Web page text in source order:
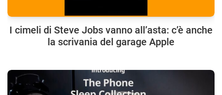
I cimeli di Steve Jobs vanno all’asta: c’è anche
la scrivania del garage Apple